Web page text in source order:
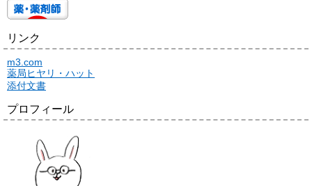
リンク
m3.com
薬局ヒヤリ・ハット
添付文書
プロフィール